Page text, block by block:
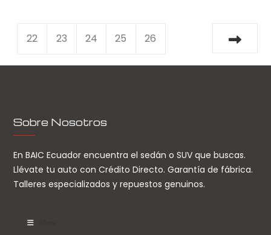
22 23 24 25 26
Sobre Nosotros
En BAIC Ecuador encuentra el sedán o SUV que buscas.
Llévate tu auto con Crédito Directo. Garantía de fábrica.
Talleres especializados y repuestos genuinos.